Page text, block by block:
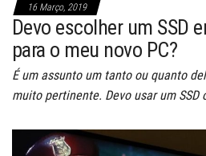
16 Março, 2019
Devo escolher um SSD
para o meu novo PC?
É um assunto um tanto ou quanto
muito pertinente. Devo usar um SSD